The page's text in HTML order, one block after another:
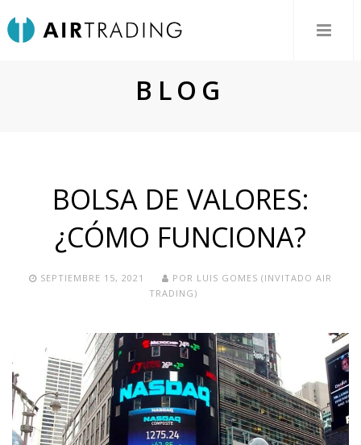
BLOG
BOLSA DE VALORES:
¿CÓMO FUNCIONA?
SEPTIEMBRE 15, 2021 POR LUIS GOMES (INVITADO AIR
TRADING)